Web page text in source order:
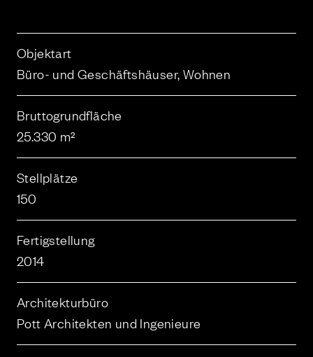
Objektart
Büro- und Geschäftshäuser, Wohnen
Bruttogrundfläche
25.330 m²
Stellplätze
150
Fertigstellung
2014
Architekturbüro
Pott Architekten und Ingenieure